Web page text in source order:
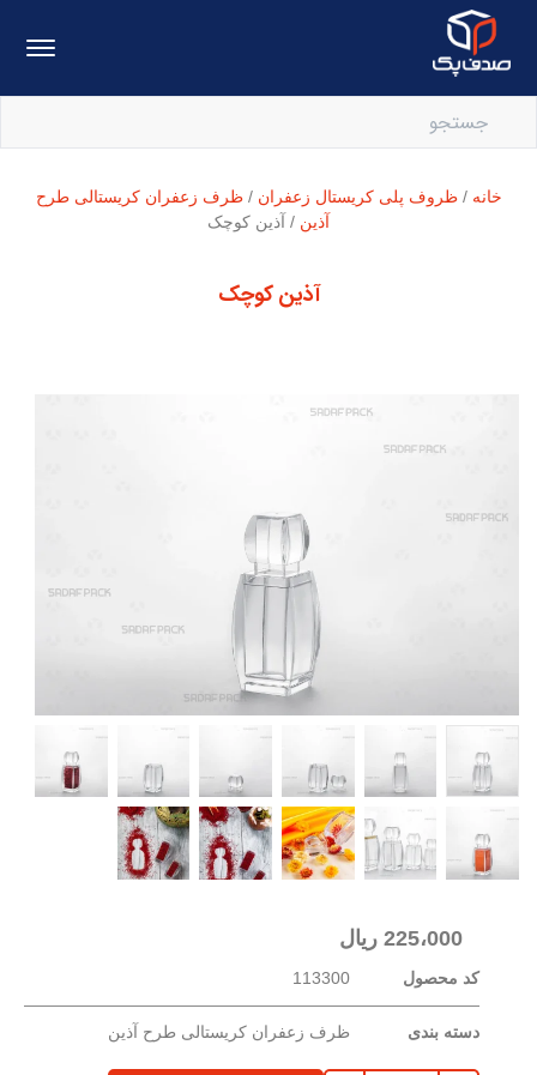
آذین کوچک
خانه /ظروف پلی کریستال زعفران /ظرف زعفران کریستالی طرح
آذین / آذین کوچک
225،000 ریال
کد محصول 113300
دسته بندی ظرف زعفران کریستالی طرح آذین